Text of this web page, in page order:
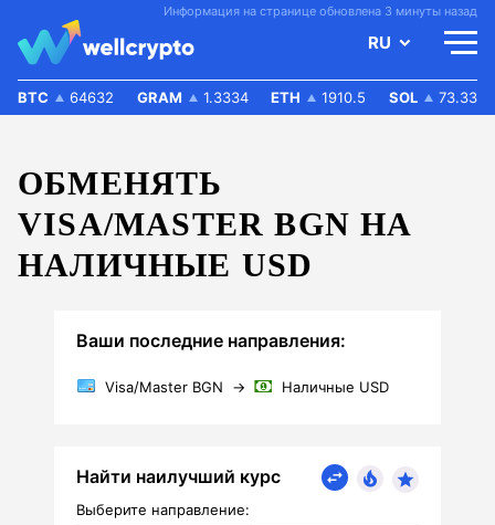
Информация на странице обновлена 3 минуты назад
RU
BTC 64632 GRAM 1.3334 ETH 1910.5 SOL 73.33
ОБМЕНЯТЬ
VISA/MASTER BGN НА
НАЛИЧНЫЕ USD
Ваши последние направления:
Visa/Master BGN → Наличные USD
Найти наилучший курс
Выберите направление: